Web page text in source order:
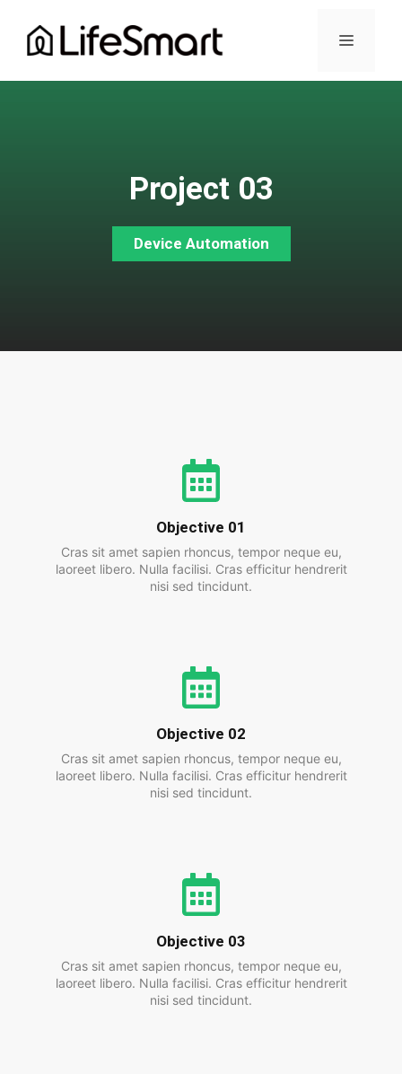
content
Menu
Project 03
Device Automation
Objective 01
Cras sit amet sapien rhoncus, tempor neque eu,
laoreet libero. Nulla facilisi. Cras efficitur hendrerit
nisi sed tincidunt.
Objective 02
Cras sit amet sapien rhoncus, tempor neque eu,
laoreet libero. Nulla facilisi. Cras efficitur hendrerit
nisi sed tincidunt.
Objective 03
Cras sit amet sapien rhoncus, tempor neque eu,
laoreet libero. Nulla facilisi. Cras efficitur hendrerit
nisi sed tincidunt.